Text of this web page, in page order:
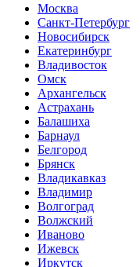
Москва
Санкт-Петербург
Новосибирск
Екатеринбург
Владивосток
Омск
Архангельск
Астрахань
Балашиха
Барнаул
Белгород
Брянск
Владикавказ
Владимир
Волгоград
Волжский
Иваново
Ижевск
Иркутск